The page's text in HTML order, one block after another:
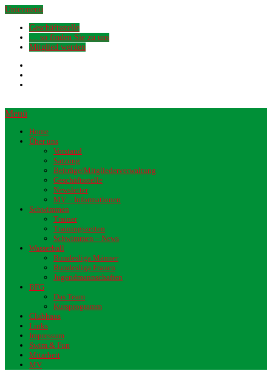
Untermenü
Geschäftsstelle
… so finden Sie zu uns
Mitglied werden
Menü
Home
Über uns
Vorstand
Satzung
Beiträge/Mitgliederverwaltung
Geschäftsstelle
Newsletter
MV – Informationen
Schwimmen
Trainer
Trainingszeiten
Schwimmen – News
Wasserball
Bundesliga Männer
Bundesliga Frauen
Jugendmannschaften
BFG
Das Team
Kursprogramm
Clubhaus
Links
Impressum
Swim & Fun
Mitarbeit
MV